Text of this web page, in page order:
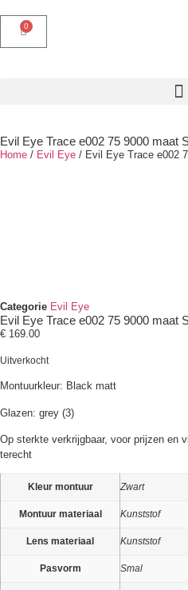
0
Evil Eye Trace e002 75 9000 maat
Home / Evil Eye / Evil Eye Trace e002
Categorie Evil Eye
Evil Eye Trace e002 75 9000 maat
€ 169.00
Uitverkocht
Montuurkleur: Black matt
Glazen: grey (3)
Op sterkte verkrijgbaar, voor prijzen en
terecht
Kleur montuur Zwart
Montuur materiaal Kunststof
Lens materiaal Kunststof
Pasvorm Smal